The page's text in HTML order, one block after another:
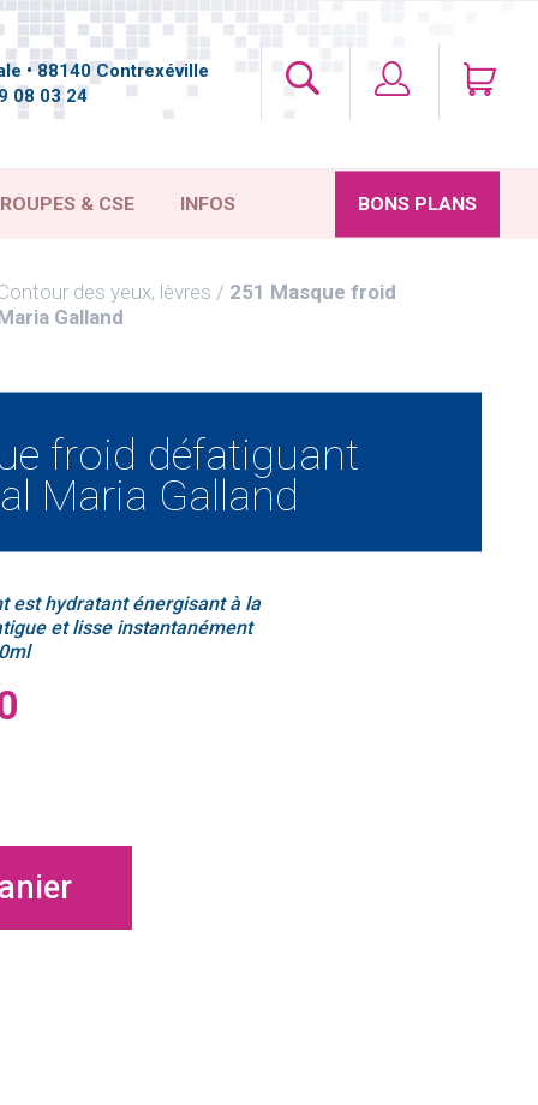
• 88140 Contrexéville
08 03 24
& CSE INFOS BONS PLANS
des yeux, lèvres
251 Masque froid
Galland
froid défatiguant
Maria Galland
est hydratant énergisant à la
et lisse instantanément